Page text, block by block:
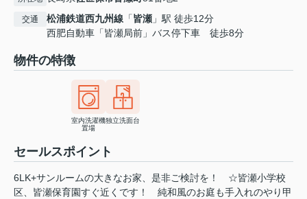
交通 松浦鉄道西九州線 「皆瀬 」駅 徒歩12分
西肥自動車「皆瀬局前」バス停下車 徒歩8分
物件の特徴
室内洗濯機
置場
独立洗面台
セールスポイント
6LK+サンルームの大きなお家、是非ご検討を！ ☆皆瀬小学校
区、皆瀬保育園すぐ近くです！ 純和風のお庭も手入れのやり甲